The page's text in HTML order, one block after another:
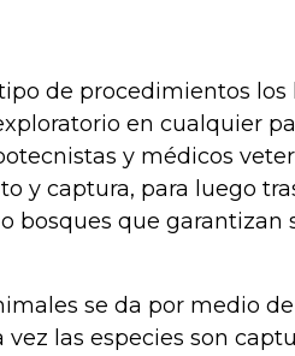
de procedimientos los
en cualquier
y médicos
y captura, para luego
bosques que garantizan
se da por medio
las especies son